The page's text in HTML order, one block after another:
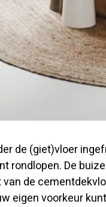
de (giet)vloer
rondlopen. De
de
eigen voorkeur